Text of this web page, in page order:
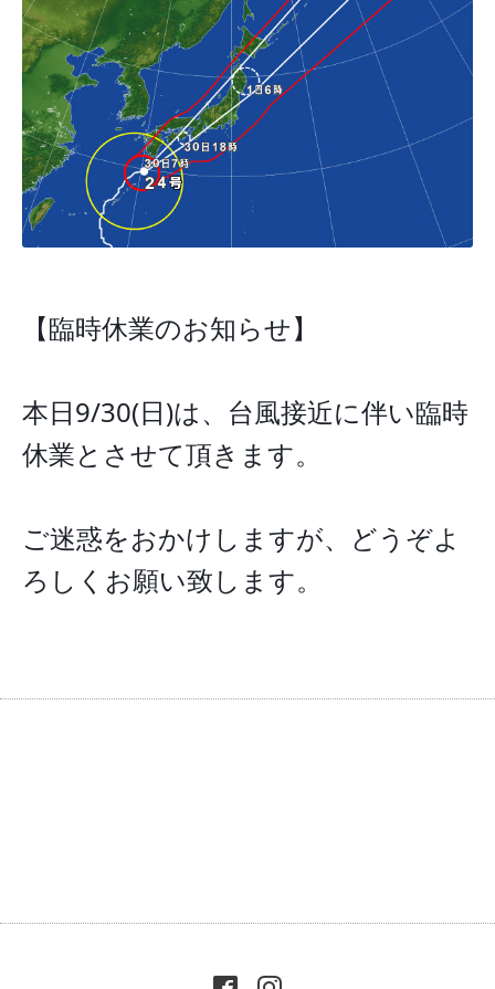
【臨時休業のお知らせ】
本日9/30(日)は、台風接近に伴い臨時
休業とさせて頂きます。
ご迷惑をおかけしますが、どうぞよ
ろしくお願い致します。